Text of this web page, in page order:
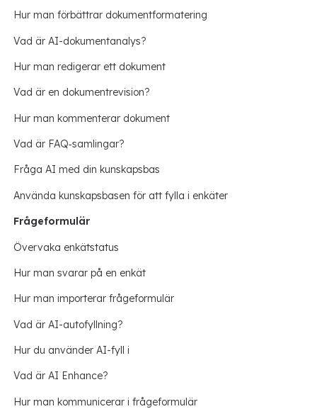
Hur man förbättrar dokumentformatering
Vad är AI-dokumentanalys?
Hur man redigerar ett dokument
Vad är en dokumentrevision?
Hur man kommenterar dokument
Vad är FAQ‑samlingar?
Fråga AI med din kunskapsbas
Använda kunskapsbasen för att fylla i enkäter
Frågeformulär
Övervaka enkätstatus
Hur man svarar på en enkät
Hur man importerar frågeformulär
Vad är AI-autofyllning?
Hur du använder AI-fyll i
Vad är AI Enhance?
Hur man kommunicerar i frågeformulär